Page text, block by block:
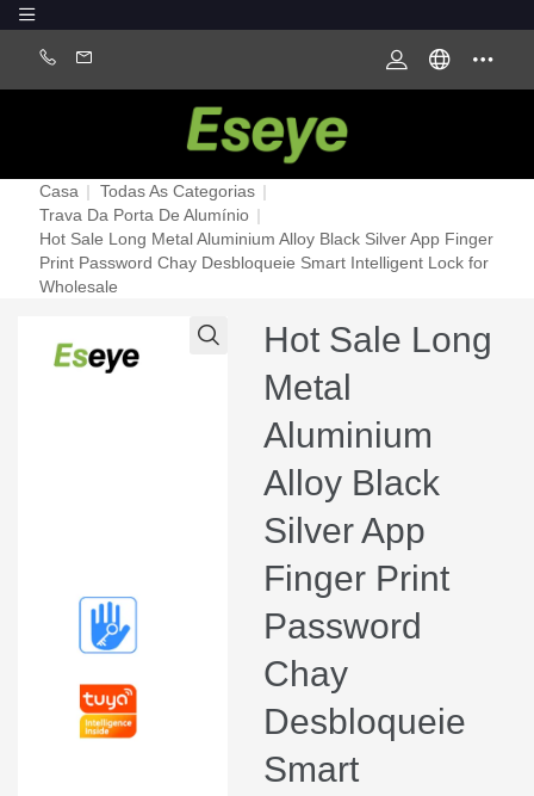
Casa | Todas As Categorias |
Trava Da Porta De Alumínio |
Hot Sale Long Metal Aluminium Alloy Black Silver App Finger
Print Password Chay Desbloqueie Smart Intelligent Lock for
Wholesale
Hot Sale Long
Metal
Aluminium
Alloy Black
Silver App
Finger Print
Password
Chay
Desbloqueie
Smart